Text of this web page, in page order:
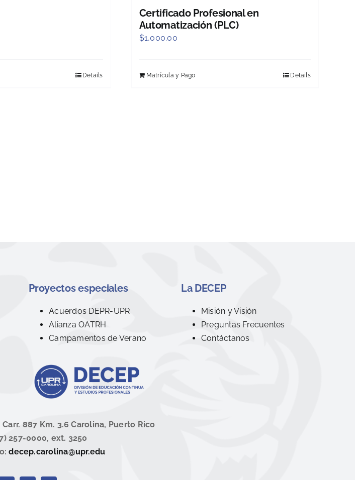
Details
Certificado Profesional en
Automatización (PLC)
$1,000.00
Matrícula y Pago Details
Proyectos especiales
Acuerdos DEPR-UPR
Alianza OATRH
Campamentos de Verano
La DECEP
Misión y Visión
Preguntas Frecuentes
Contáctanos
887 Km. 3.6 Carolina, Puerto Rico
257-0000, ext. 3250
decep.carolina@upr.edu